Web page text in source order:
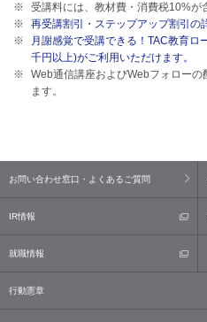
受講料には、教材費・消費税10%が
再受講割引・ステップアップ割引の
月謝感覚で受講できる！TAC教育
千円以上)がご利用いただけます。
Web通信講座およびWebフォロー
ます。
お問い合わせ窓口・よくあるご質問
IR情報
就職情報
行動憲章